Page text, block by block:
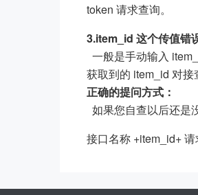
token 请求查询。
3.item_id 这个传值错
一般是手动输入
获取到的 item_id 对接
正确的提问方式：
如果您自查以后还是
接口名称 +item_id+